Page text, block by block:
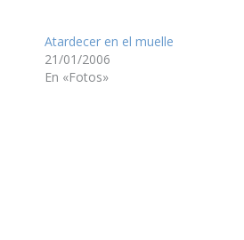
Atardecer en el muelle
21/01/2006
En «Fotos»